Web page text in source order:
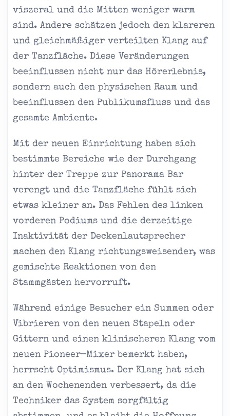
viszeral und die Mitten weniger warm
sind. Andere schätzen jedoch den klareren
und gleichmäßiger verteilten Klang auf
der Tanzfläche. Diese Veränderungen
beeinflussen nicht nur das Hörerlebnis,
sondern auch den physischen Raum und
beeinflussen den Publikumsfluss und das
gesamte Ambiente.
Mit der neuen Einrichtung haben sich
bestimmte Bereiche wie der Durchgang
hinter der Treppe zur Panorama Bar
verengt und die Tanzfläche fühlt sich
etwas kleiner an. Das Fehlen des linken
vorderen Podiums und die derzeitige
Inaktivität der Deckenlautsprecher
machen den Klang richtungsweisender, was
gemischte Reaktionen von den
Stammgästen hervorruft.
Während einige Besucher ein Summen oder
Vibrieren von den neuen Stapeln oder
Gittern und einen klinischeren Klang vom
neuen Pioneer-Mixer bemerkt haben,
herrscht Optimismus. Der Klang hat sich
an den Wochenenden verbessert, da die
Techniker das System sorgfältig